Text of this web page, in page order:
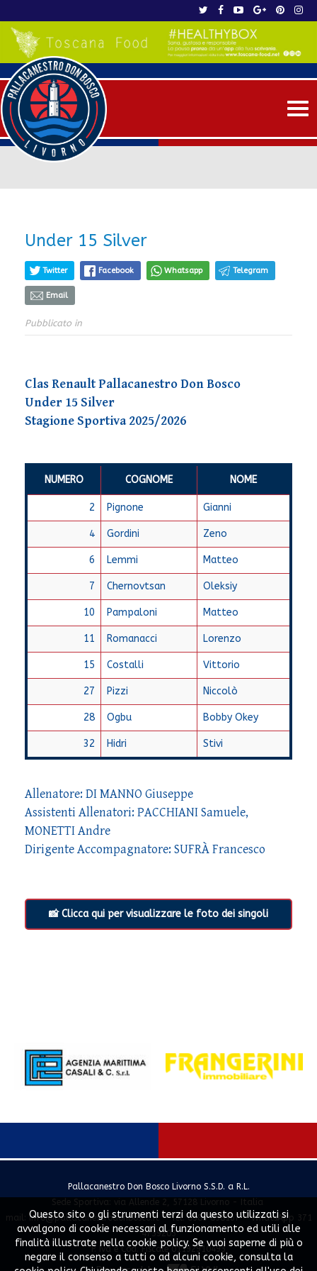
Under 15 Silver
Twitter Facebook Whatsapp Telegram
Email
Pubblicato in
Clas Renault Pallacanestro Don Bosco
Under 15 Silver
Stagione Sportiva 2025/2026
NUMERO COGNOME NOME
2 Pignone Gianni
4 Gordini Zeno
6 Lemmi Matteo
7 Chernovtsan Oleksiy
10 Pampaloni Matteo
11 Romanacci Lorenzo
15 Costalli Vittorio
27 Pizzi Niccolò
28 Ogbu Bobby Okey
32 Hidri Stivi
Allenatore: DI MANNO Giuseppe
Assistenti Allenatori: PACCHIANI Samuele,
MONETTI Andre
Dirigente Accompagnatore: SUFRÀ Francesco
📸 Clicca qui per visualizzare le foto dei singoli
Pallacanestro Don Bosco Livorno S.S.D. a R.L.
Sede Sportiva: via Allende 2, 57128 Livorno - Italia
mail: info@pallacanestrodonbosco.it - Tel. 0586 858167 - WhatsApp 371
4739203
P. Iva e Cod. Fiscale 01192910493
Questo sito o gli strumenti terzi da questo utilizzati si
avvalgono di cookie necessari al funzionamento ed utili alle
finalità illustrate nella cookie policy. Se vuoi saperne di più o
negare il consenso a tutti o ad alcuni cookie, consulta la